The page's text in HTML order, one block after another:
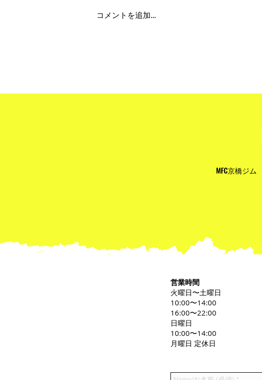
コメントを追加…
MFC京橋ジム
営業時間
火曜日〜土曜日
10:00〜14:00
16:00〜22:00
日曜日
10:00〜14:00
月曜日 定休日